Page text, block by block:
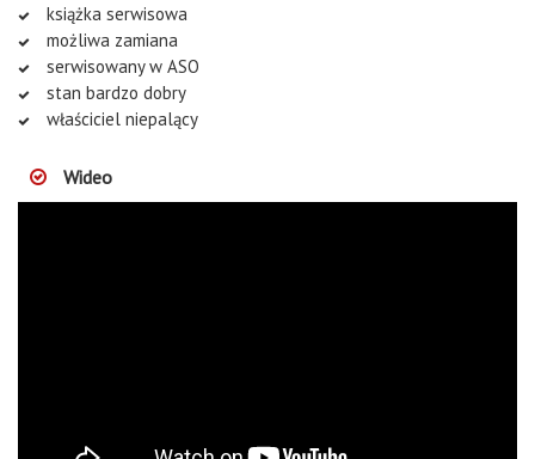
książka serwisowa
możliwa zamiana
serwisowany w ASO
stan bardzo dobry
właściciel niepalący
Wideo